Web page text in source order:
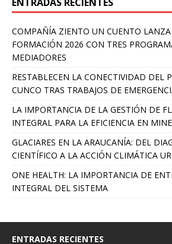
COMPAÑÍA ZIENTO UN CUENTO
FORMACIÓN 2026 CON TRES
MEDIADORES
RESTABLECEN LA CONECTIVIDAD DEL
CUNCO TRAS TRABAJOS DE
LA IMPORTANCIA DE LA GESTIÓN DE
INTEGRAL PARA LA EFICIENCIA EN
GLACIARES EN LA ARAUCANÍA: DEL
CIENTÍFICO A LA ACCIÓN CLIMÁTICA
ONE HEALTH: LA IMPORTANCIA DE
INTEGRAL DEL SISTEMA
ENTRADAS RECIENTES